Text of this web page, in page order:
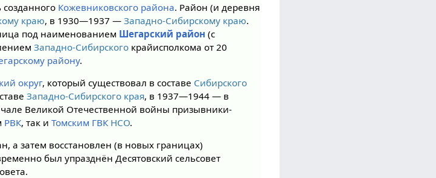
Кожевниковского района. Район (и деревня
краю, в 1930—1937 —Западно-Сибирскому краю.
под наименованием Шегарский район (с
Западно-Сибирского крайисполкома от 20
району.
округ, который существовал в составе Сибирского
Западно-Сибирского края, в 1937—1944 — в
Великой Отечественной войны призывники-
РВК, так иТомским ГВК НСО.
а затем восстановлен (в новых границах)
был упразднён Десятовский сельсовет